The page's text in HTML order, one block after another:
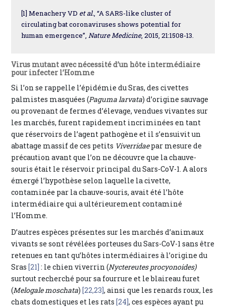
[1] Menachery VD et al., “A SARS-like cluster of
circulating bat coronaviruses shows potential for
human emergence”,Nature Medicine, 2015, 21:1508-13.
Virus mutant avec nécessité d’un hôte intermédiaire
pour infecter l’Homme
Si l’on se rappelle l’épidémie du Sras, des civettes
palmistes masquées (Paguma larvata) d’origine sauvage
ou provenant de fermes d’élevage, vendues vivantes sur
les marchés, furent rapidement incriminées en tant
que réservoirs de l’agent pathogène et il s’ensuivit un
abattage massif de ces petits Viverridaepar mesure de
précaution avant que l’on ne découvre que la chauve-
souris était le réservoir principal du Sars-CoV-1. A alors
émergé l’hypothèse selon laquelle la civette,
contaminée par la chauve-souris, avait été l’hôte
intermédiaire qui a ultérieurement contaminé
l’Homme.
D’autres espèces présentes sur les marchés d’animaux
vivants se sont révélées porteuses du Sars-CoV-1 sans être
retenues en tant qu’hôtes intermédiaires à l’origine du
Sras[21] : le chien viverrin (Nyctereutes procyonoides)
surtout recherché pour sa fourrure et le blaireau furet
(Melogale moschata)[22,23], ainsi que les renards roux, les
chats domestiques et les rats[24], ces espèces ayant pu